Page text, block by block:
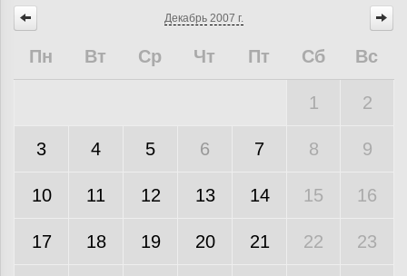
Декабрь 2007 г.
Пн Вт Ср Чт Пт Сб Вс
1 2
3 4 5 6 7 8 9
10 11 12 13 14 15 16
17 18 19 20 21 22 23